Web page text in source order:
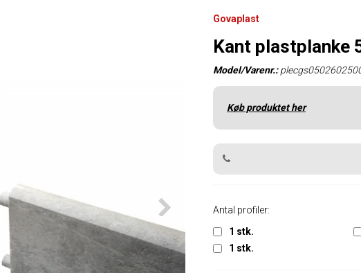
Govaplast
Kant plastplanke
Model/Varenr.:
Køb produktet her
Antal profiler:
1 stk.
1 stk.